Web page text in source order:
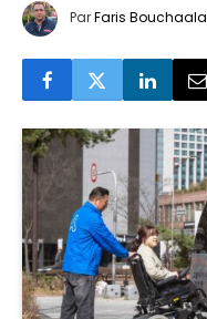
ParFaris Bouchaala